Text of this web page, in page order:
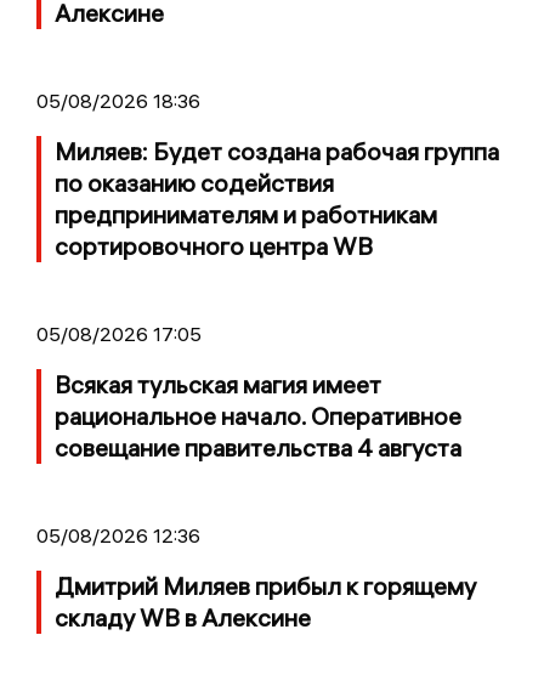
Алексине
05/08/2026 18:36
Миляев: Будет создана рабочая группа
по оказанию содействия
предпринимателям и работникам
сортировочного центра WB
05/08/2026 17:05
Всякая тульская магия имеет
рациональное начало. Оперативное
совещание правительства 4 августа
05/08/2026 12:36
Дмитрий Миляев прибыл к горящему
складу WB в Алексине